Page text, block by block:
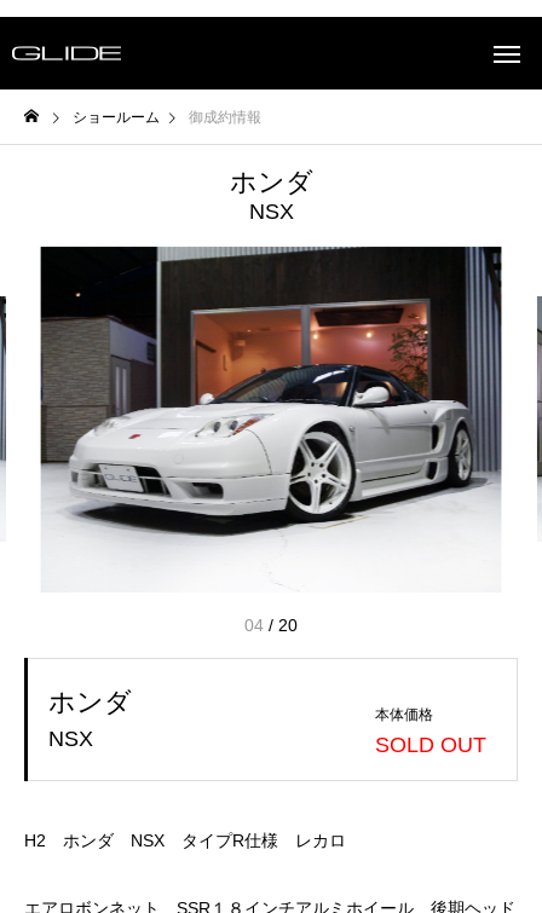
ショールーム 御成約情報
ホンダ
NSX
04 / 20
ホンダ
NSX
本体価格
SOLD OUT
H2 ホンダ NSX タイプR仕様 レカロ
エアロボンネット SSR１８インチアルミホイール 後期ヘッド